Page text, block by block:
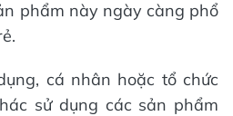
phẩm này ngày càng phổ
cá nhân hoặc tổ chức
sử dụng các sản phẩm